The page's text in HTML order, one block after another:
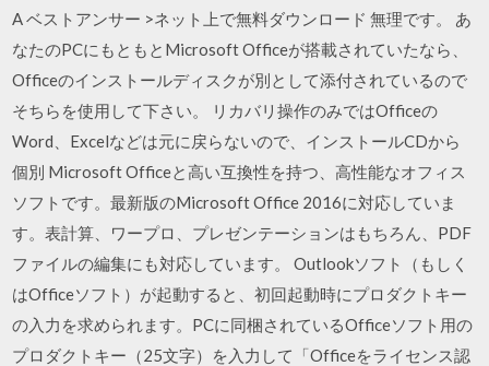
A ベストアンサー >ネット上で無料ダウンロード 無理です。 あ
なたのPCにもともとMicrosoft Officeが搭載されていたなら、
Officeのインストールディスクが別として添付されているので
そちらを使用して下さい。 リカバリ操作のみではOfficeの
Word、Excelなどは元に戻らないので、インストールCDから
個別 Microsoft Officeと高い互換性を持つ、高性能なオフィス
ソフトです。最新版のMicrosoft Office 2016に対応していま
す。表計算、ワープロ、プレゼンテーションはもちろん、PDF
ファイルの編集にも対応しています。 Outlookソフト（もしく
はOfficeソフト）が起動すると、初回起動時にプロダクトキー
の入力を求められます。PCに同梱されているOfficeソフト用の
プロダクトキー（25文字）を入力して「Officeをライセンス認